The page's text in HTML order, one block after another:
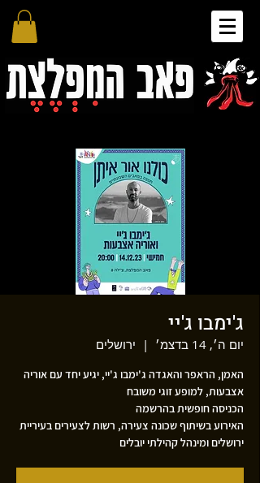
ג'ימבו ג'יי
יום ה׳, 14 בדצמ׳
  |
ירושלים
האמן, הראפר והאגדה ג'ימבו ג'יי, יגיע יחד עם אוריה
האירוע בשיתוף שכונה צעירה, רשות לצעירים בעיריית
ירושלים ומינהל קהילתי יובלים